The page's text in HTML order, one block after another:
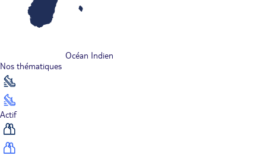
Océan Indien
Nos thématiques
Actif